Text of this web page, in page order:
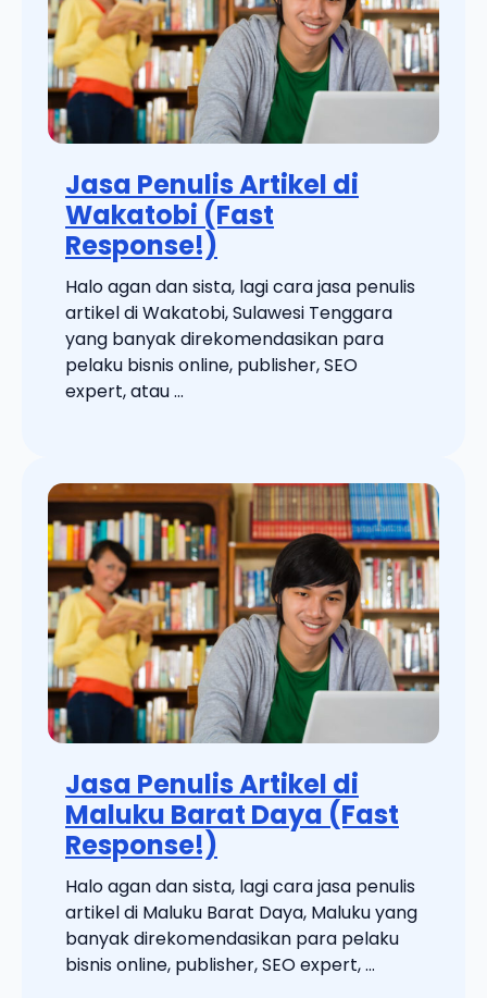
Jasa Penulis Artikel di
Wakatobi (Fast
Response!)
Halo agan dan sista, lagi cara jasa penulis
artikel di Wakatobi, Sulawesi Tenggara
yang banyak direkomendasikan para
pelaku bisnis online, publisher, SEO
expert, atau ...
Jasa Penulis Artikel di
Maluku Barat Daya (Fast
Response!)
Halo agan dan sista, lagi cara jasa penulis
artikel di Maluku Barat Daya, Maluku yang
banyak direkomendasikan para pelaku
bisnis online, publisher, SEO expert, ...